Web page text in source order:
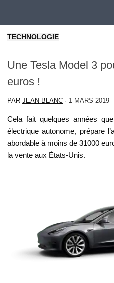
TECHNOLOGIE
Une Tesla Model 3
euros !
PAR JEAN BLANC · 1 MARS 2019
Cela fait quelques années
électrique autonome, prépare
abordable à moins de 31000
la vente aux États-Unis.